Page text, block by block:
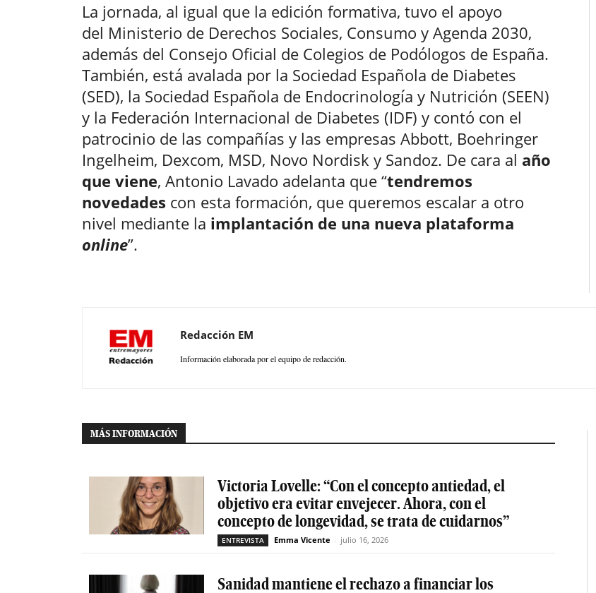
La jornada, al igual que la edición formativa, tuvo el apoyo
del Ministerio de Derechos Sociales, Consumo y Agenda 2030,
además del Consejo Oficial de Colegios de Podólogos de España.
También, está avalada por la Sociedad Española de Diabetes
(SED), la Sociedad Española de Endocrinología y Nutrición (SEEN)
y la Federación Internacional de Diabetes (IDF) y contó con el
patrocinio de las compañías y las empresas Abbott, Boehringer
Ingelheim, Dexcom, MSD, Novo Nordisk y Sandoz. De cara al año
que viene, Antonio Lavado adelanta que “tendremos
novedades con esta formación, que queremos escalar a otro
nivel mediante la implantación de una nueva plataforma
online”.
Redacción EM
Información elaborada por el equipo de redacción.
MÁS INFORMACIÓN
Victoria Lovelle: “Con el concepto antiedad, el
objetivo era evitar envejecer. Ahora, con el
concepto de longevidad, se trata de cuidarnos”
ENTREVISTA Emma Vicente - julio 16, 2026
Sanidad mantiene el rechazo a financiar los